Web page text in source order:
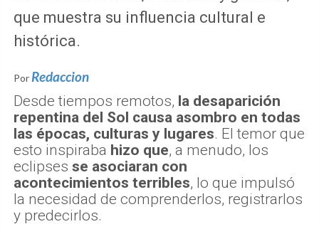
que muestra su influencia cultural e
histórica.
Por Redaccion
Desde tiempos remotos, la desaparición
repentina del Sol causa asombro en todas
las épocas, culturas y lugares. El temor que
esto inspiraba hizo que, a menudo, los
eclipses se asociaran con
acontecimientos terribles, lo que impulsó
la necesidad de comprenderlos, registrarlos
y predecirlos.